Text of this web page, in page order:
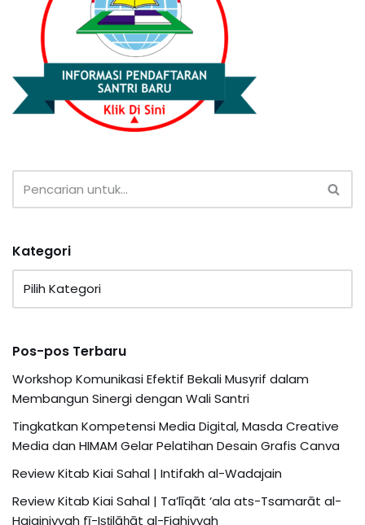
Kategori
Pos-pos Terbaru
Workshop Komunikasi Efektif Bekali Musyrif dalam
Membangun Sinergi dengan Wali Santri
Tingkatkan Kompetensi Media Digital, Masda Creative
Media dan HIMAM Gelar Pelatihan Desain Grafis Canva
Review Kitab Kiai Sahal | Intifakh al-Wadajain
Review Kitab Kiai Sahal | Ta’līqāt ‘ala ats-Tsamarāt al-
Hajainiyyah fī-Iṣṭilāḥāt al-Fiqhiyyah